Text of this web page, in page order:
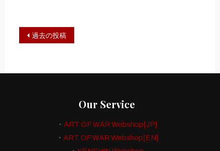
投
ナ
過去の投稿
Our Service
・ART OF WAR Webshop[JP]
・ ART OF WAR Webshop[EN]